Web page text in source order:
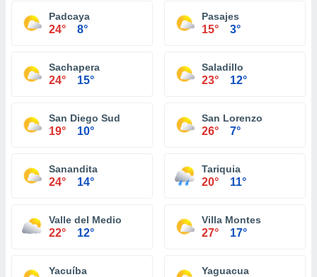
Padcaya
24° 8°
Pasajes
15° 3°
Sachapera
24° 15°
Saladillo
23° 12°
San Diego Sud
19° 10°
San Lorenzo
26° 7°
Sanandita
24° 14°
Tariquia
20° 11°
Valle del Medio
22° 12°
Villa Montes
27° 17°
Yacuíba Yaguacua